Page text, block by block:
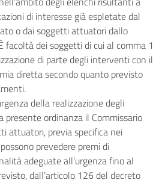
di interesse già espletate dal
o dai soggetti attuatori dallo
facoltà dei soggetti di cui al comma 1
di parte degli interventi con il
diretta secondo quanto previsto
della realizzazione degli
presente ordinanza il Commissario
attuatori, previa specifica nei
prevedere premi di
adeguate all’urgenza fino al
dall’articolo 126 del decreto